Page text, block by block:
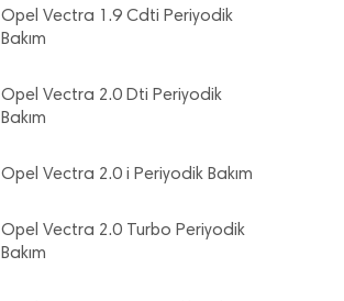
Opel Vectra 1.9 Cdti Periyodik
Bakım
Opel Vectra 2.0 Dti Periyodik
Bakım
Opel Vectra 2.0 i Periyodik Bakım
Opel Vectra 2.0 Turbo Periyodik
Bakım